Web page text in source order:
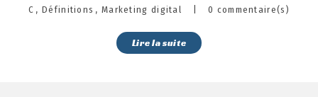
Categories
C Définitions Marketing digital 0 commentaire(s)
Lire la suite